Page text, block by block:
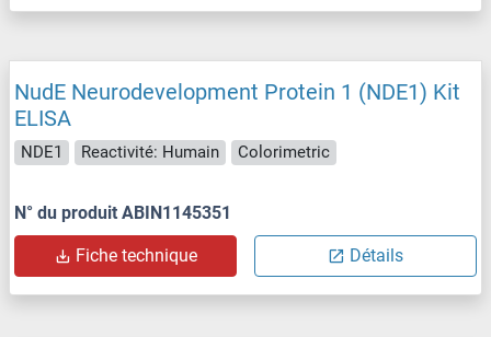
NudE Neurodevelopment Protein 1 (NDE1) Kit
ELISA
NDE1 Reactivité: Humain Colorimetric
N° du produit ABIN1145351
Fiche technique Détails